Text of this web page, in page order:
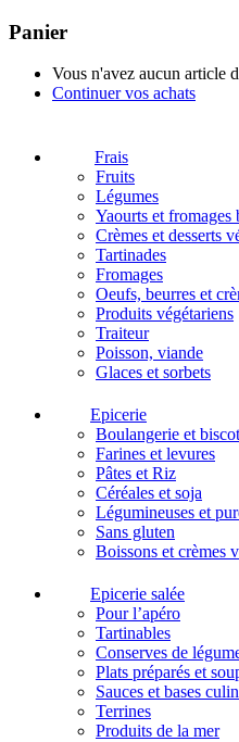
Panier
Vous n'avez aucun article
Continuer vos achats
Frais
Fruits
Légumes
Yaourts et fromages
Crèmes et desserts
Tartinades
Fromages
Oeufs, beurres et
Produits végétariens
Traiteur
Poisson, viande
Glaces et sorbets
Epicerie
Boulangerie et
Farines et levures
Pâtes et Riz
Céréales et soja
Légumineuses et
Sans gluten
Boissons et crèmes
Epicerie salée
Pour l’apéro
Tartinables
Conserves de
Plats préparés et
Sauces et bases
Terrines
Produits de la mer